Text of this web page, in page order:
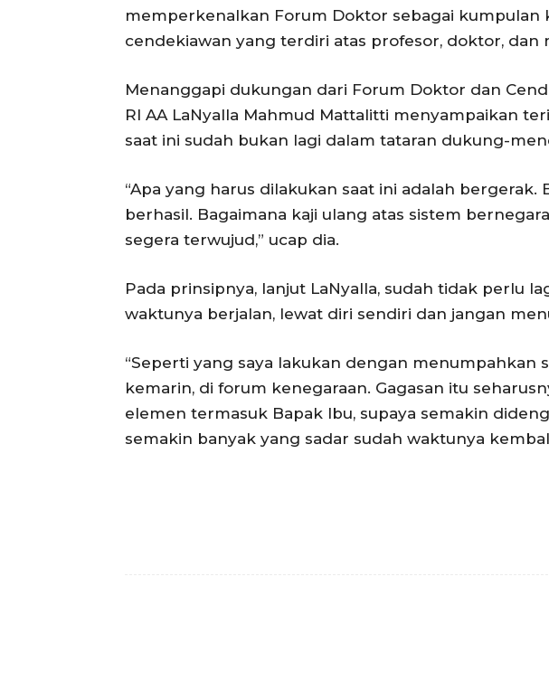
memperkenalkan Forum Doktor sebagai kumpulan
cendekiawan yang terdiri atas profesor, doktor, dan
Menanggapi dukungan dari Forum Doktor dan
RI AA LaNyalla Mahmud Mattalitti menyampaikan
saat ini sudah bukan lagi dalam tataran dukung-
“Apa yang harus dilakukan saat ini adalah bergerak.
berhasil. Bagaimana kaji ulang atas sistem
segera terwujud,” ucap dia.
Pada prinsipnya, lanjut LaNyalla, sudah tidak perlu
waktunya berjalan, lewat diri sendiri dan jangan
“Seperti yang saya lakukan dengan menumpahkan
kemarin, di forum kenegaraan. Gagasan itu
elemen termasuk Bapak Ibu, supaya semakin
semakin banyak yang sadar sudah waktunya